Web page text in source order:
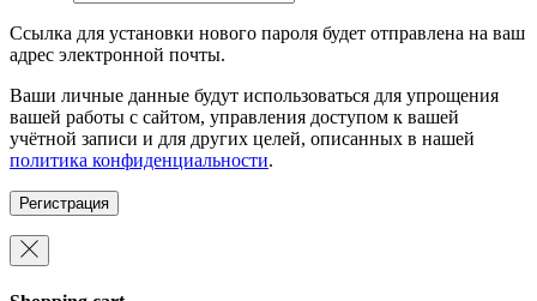
Ссылка для установки нового пароля будет отправлена ​​на ваш
адрес электронной почты.
Ваши личные данные будут использоваться для упрощения
вашей работы с сайтом, управления доступом к вашей
учётной записи и для других целей, описанных в нашей
политика конфиденциальности.
Регистрация